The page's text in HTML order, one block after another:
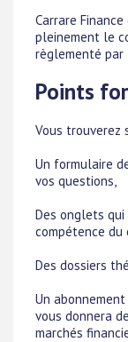
Carrare
pleinement le
règlementé par
Points
Vous trouverez
Un formulaire
vos questions,
Des onglets
compétence du
Des dossiers
Un
vous donnera
marchés